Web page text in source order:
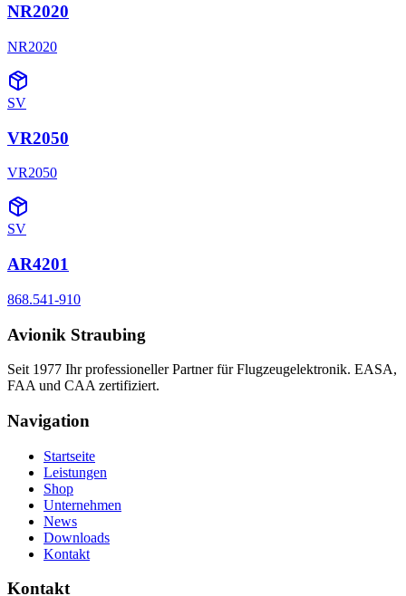
NR2020
NR2020
SV
VR2050
VR2050
SV
AR4201
868.541-910
Avionik Straubing
Seit 1977 Ihr professioneller Partner für Flugzeugelektronik. EASA,
FAA und CAA zertifiziert.
Navigation
Startseite
Leistungen
Shop
Unternehmen
News
Downloads
Kontakt
Kontakt